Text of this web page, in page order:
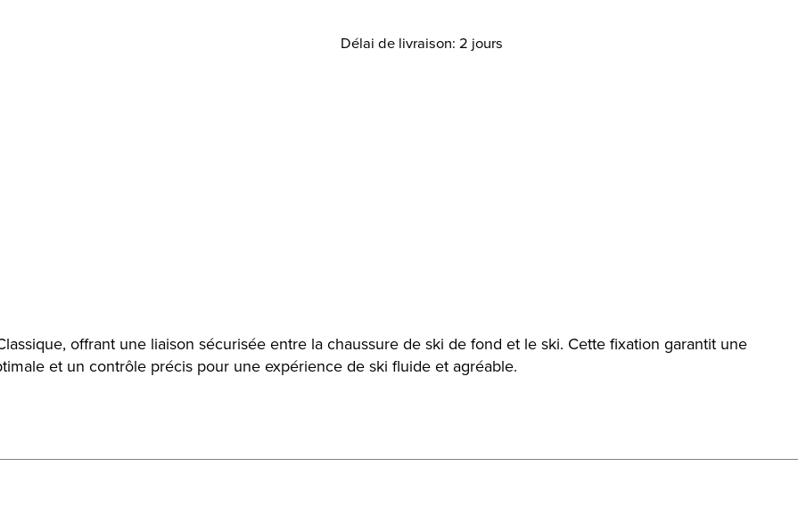
Délai de livraison: 2 jours
offrant une liaison sécurisée entre la chaussure de ski de fond et le ski. Cette fixation garantit une
et un contrôle précis pour une expérience de ski fluide et agréable.